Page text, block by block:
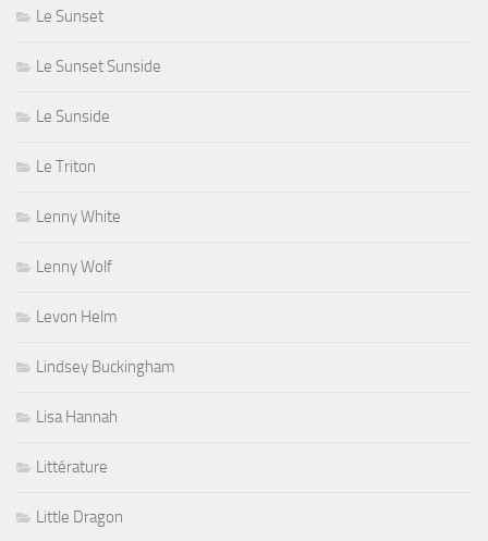
Le Sunset
Le Sunset Sunside
Le Sunside
Le Triton
Lenny White
Lenny Wolf
Levon Helm
Lindsey Buckingham
Lisa Hannah
Littérature
Little Dragon